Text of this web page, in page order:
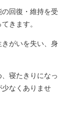
回復・維持を受
きます。
がいを失い、身
寝たきりになっ
なくありませ